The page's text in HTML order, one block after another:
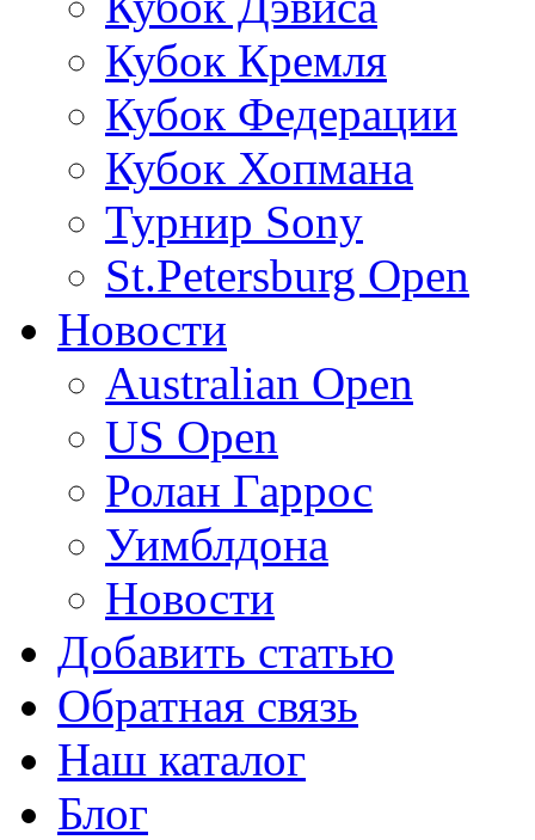
Кубок Кремля
Кубок Федерации
Кубок Хопмана
Турнир Sony
St.Petersburg Open
Новости
Australian Open
US Open
Ролан Гаррос
Уимблдона
Новости
Добавить статью
Обратная связь
Наш каталог
Блог